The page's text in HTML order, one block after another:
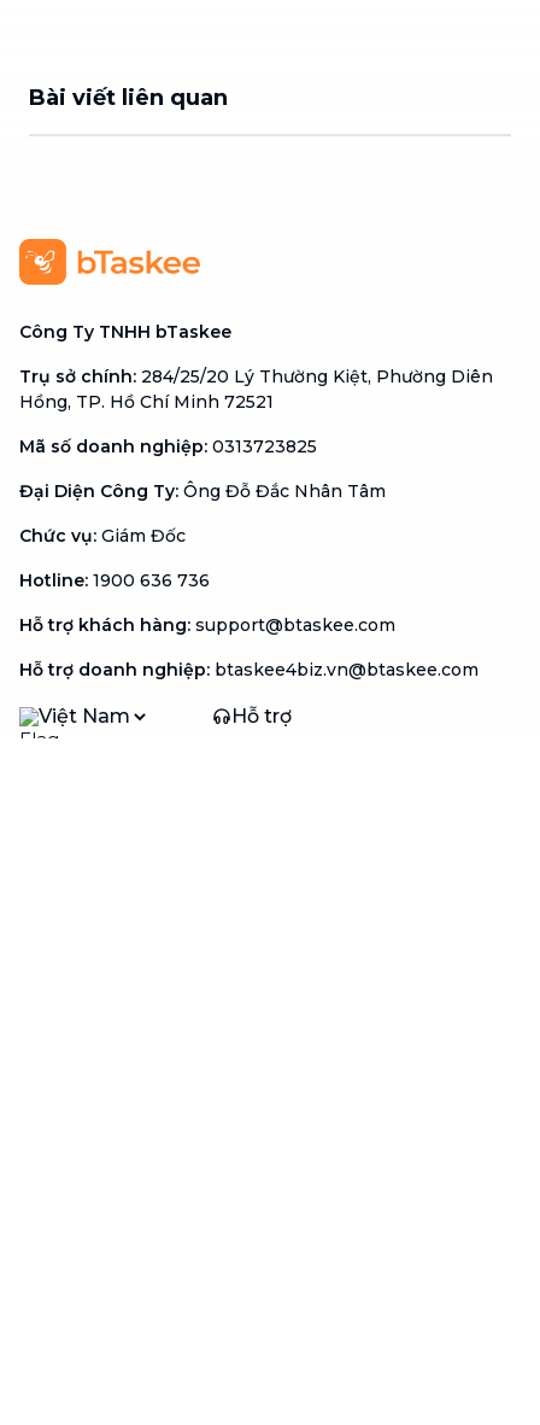
Bài viết liên quan
Công Ty TNHH bTaskee
Trụ sở chính: 284/25/20 Lý Thường Kiệt, Phường Diên
Hồng, TP. Hồ Chí Minh 72521
Mã số doanh nghiệp: 0313723825
Đại Diện Công Ty: Ông Đỗ Đắc Nhân Tâm
Chức vụ: Giám Đốc
Hotline: 1900 636 736
Hỗ trợ khách hàng: support@btaskee.com
Hỗ trợ doanh nghiệp: btaskee4biz.vn@btaskee.com
Việt Nam Hỗ trợ